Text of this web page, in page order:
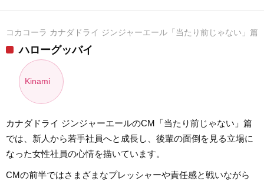
コカコーラ カナダドライ ジンジャーエール「当たり前じゃない」篇
ハローグッバイ
Kinami
カナダドライ ジンジャーエールのCM「当たり前じゃない」篇
では、新人から若手社員へと成長し、後輩の面倒を見る立場に
なった女性社員の心情を描いています。
CMの前半ではさまざまなプレッシャーや責任感と戦いながら